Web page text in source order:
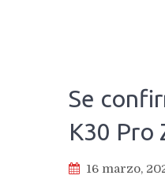
Se
K30 Pro
16 marzo,